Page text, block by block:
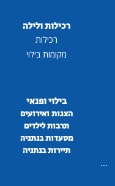
רכילות ולילה
רכילות
מקומות בילוי
בילוי ופנאי
הצגות ואירועים
תרבות לילדים
מסעדות בנתניה
תיירות בנתניה